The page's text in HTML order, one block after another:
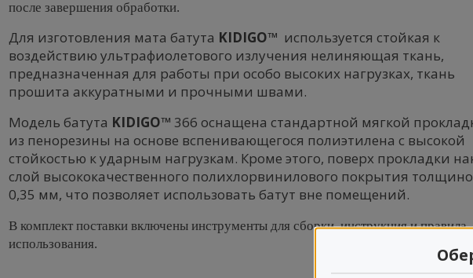
после завершения обработки.
Для изготовления мата батута KIDIGO™ используется стойкая к
воздействию ультрафиолетового излучения нелиняющая ткань,
предназначенная для работы при особо высоких нагрузках, ткань
прошита аккуратными и прочными швами.
Модель батута KIDIGO™ 366 оснащена стандартной мягкой
из пенорезины на основе вспенивающегося полиэтилена с высокой
стойкостью к ударным нагрузкам. Кроме этого, поверх прокладки
слой высококачественного полихлорвинилового покрытия
0,35 мм, что позволяет использовать батут вне помещений.
В комплект поставки включены инструменты для сборки, инструкция и правила
использования.